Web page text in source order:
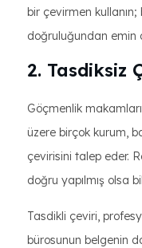
bir çevirmen
doğruluğundan emin
2. Tasdiksiz
Göçmenlik
üzere birçok kurum,
çevirisini talep eder.
doğru yapılmış olsa
Tasdikli çeviri,
bürosunun belgenin